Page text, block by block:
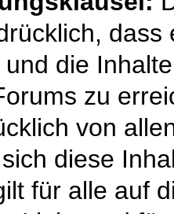
die
zu
von
diese
für alle auf